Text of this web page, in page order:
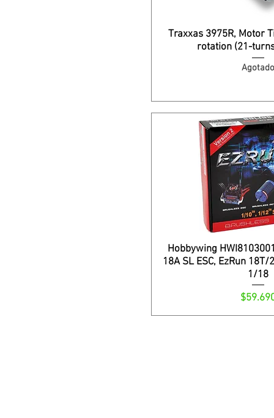
Traxxas 3975R, Motor
rotation (21-
Hobbywing
18A SL ESC, EzRun
1/18
Precio